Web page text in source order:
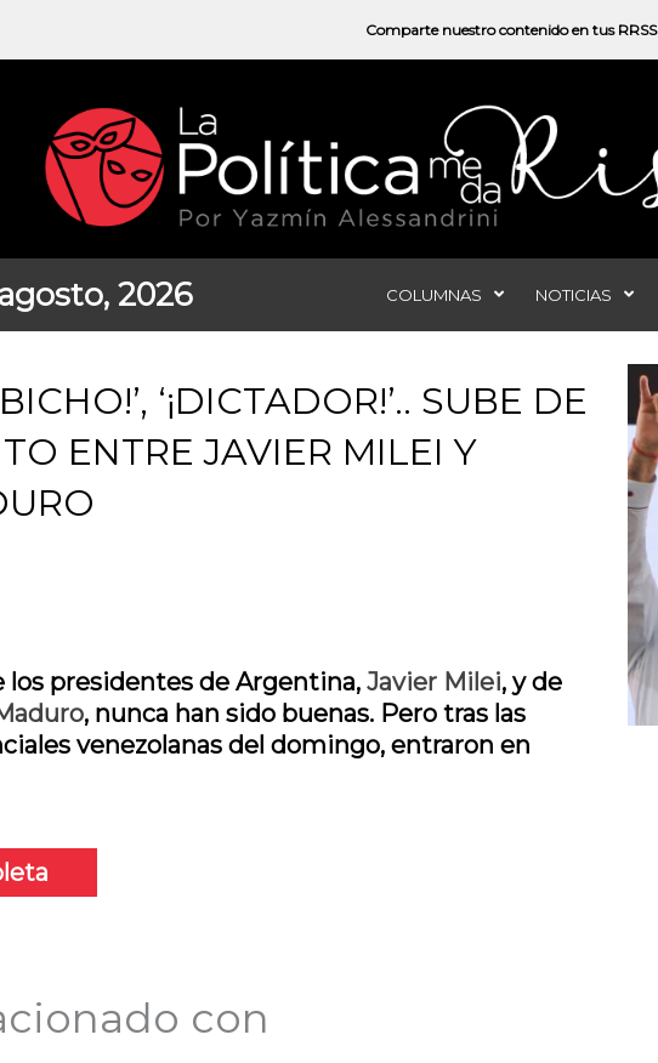
Comparte nuestro contenido en tus RRSS
2026 COLUMNAS NOTICIAS
‘¡DICTADOR!’.. SUBE DE
ENTRE JAVIER MILEI Y
los presidentes de Argentina, Javier Milei, y de
, nunca han sido buenas. Pero tras las
venezolanas del domingo, entraron en
con